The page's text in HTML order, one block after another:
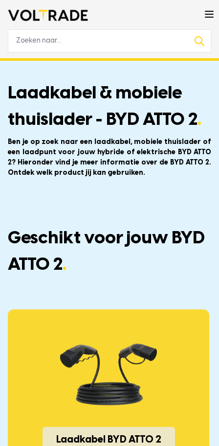
Laadkabel & mobiele
thuislader - BYD ATTO 2.
Ben je op zoek naar een laadkabel, mobiele thuislader of
een laadpunt voor jouw hybride of elektrische BYD ATTO
2? Hieronder vind je meer informatie over de BYD ATTO 2.
Ontdek welk product jij kan gebruiken.
Geschikt voor jouw BYD
ATTO 2.
Laadkabel BYD ATTO 2